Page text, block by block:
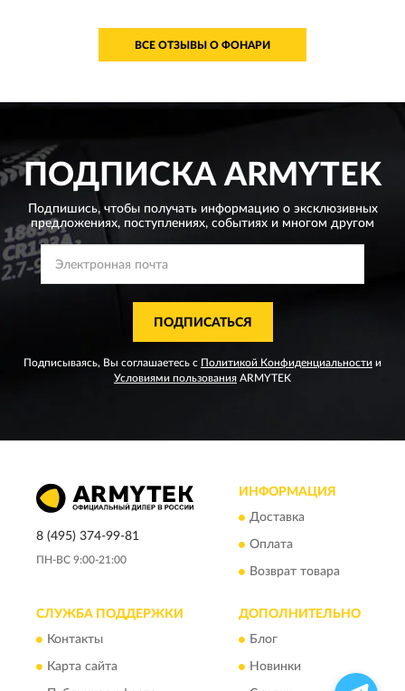
ВСЕ ОТЗЫВЫ О ФОНАРИ
ПОДПИСКА ARMYTEK
Подпишись, чтобы получать информацию о эксклюзивных
предложениях, поступлениях, событиях и многом другом
ПОДПИСАТЬСЯ
Подписываясь, Вы соглашаетесь с Политикой Конфиденциальности и
Условиями пользования ARMYTEK
8 (495) 374-99-81
ПН-ВС 9:00-21:00
ИНФОРМАЦИЯ
Доставка
Оплата
Возврат товара
СЛУЖБА ПОДДЕРЖКИ
Контакты
Карта сайта
ДОПОЛНИТЕЛЬНО
Блог
Новинки